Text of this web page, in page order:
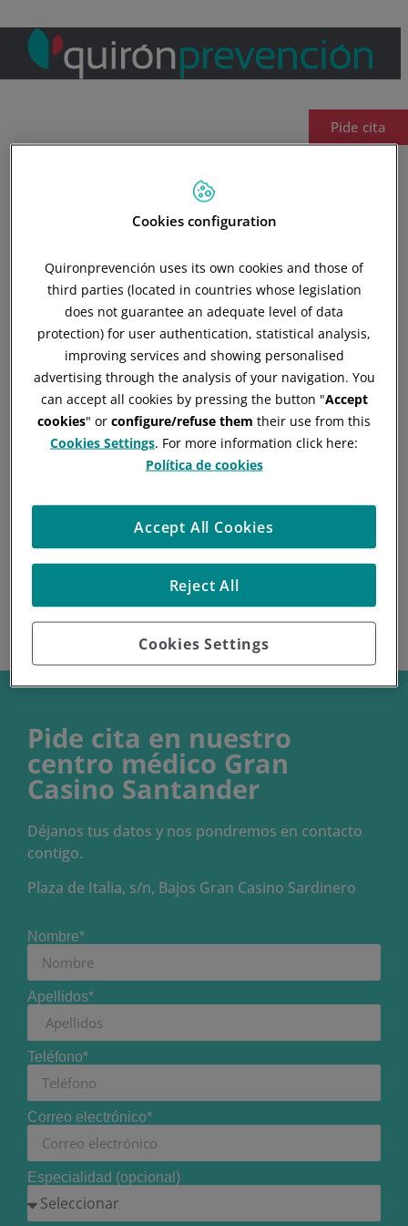
Estamos muy
cerca para
cuidarte mejor
En nuestro centro de Quirónprevención, ubicado
en los bajos del Gran Casino Sardinero,
ofrecemos especialidades médicas con
profesionales de reconocido prestigio.
Un centro a pie de calle con capacidad de
prepara hoy tu salud del mañana.
Pide cita en nuestro
centro médico Gran
Casino Santander
Déjanos tus datos y nos pondremos en contacto
contigo.
Plaza de Italia, s/n, Bajos Gran Casino Sardinero
Nombre*
Apellidos*
Teléfono*
Correo electrónico*
Especialidad (opcional)
Pide cita
Cookies configuration
Quironprevención uses its own cookies and those of
third parties (located in countries whose legislation
does not guarantee an adequate level of data
protection) for user authentication, statistical analysis,
improving services and showing personalised
advertising through the analysis of your navigation. You
can accept all cookies by pressing the button "Accept
cookies" or configure/refuse them their use from this
Cookies Settings. For more information click here:
Política de cookies
Cookies Settings
Reject All
Accept All Cookies